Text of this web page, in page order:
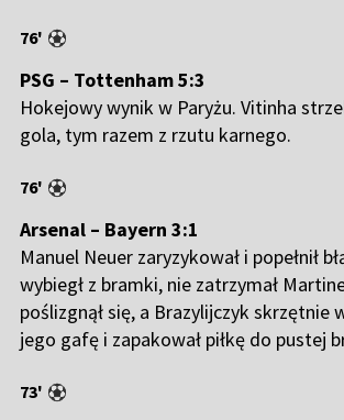
76'
PSG – Tottenham 5:3
Hokejowy wynik w Paryżu. Vitinha
gola, tym razem z rzutu karnego.
76'
Arsenal – Bayern 3:1
Manuel Neuer zaryzykował i popełnił
wybiegł z bramki, nie zatrzymał
poślizgnął się, a Brazylijczyk skrzętnie
jego gafę i zapakował piłkę do pustej
73'